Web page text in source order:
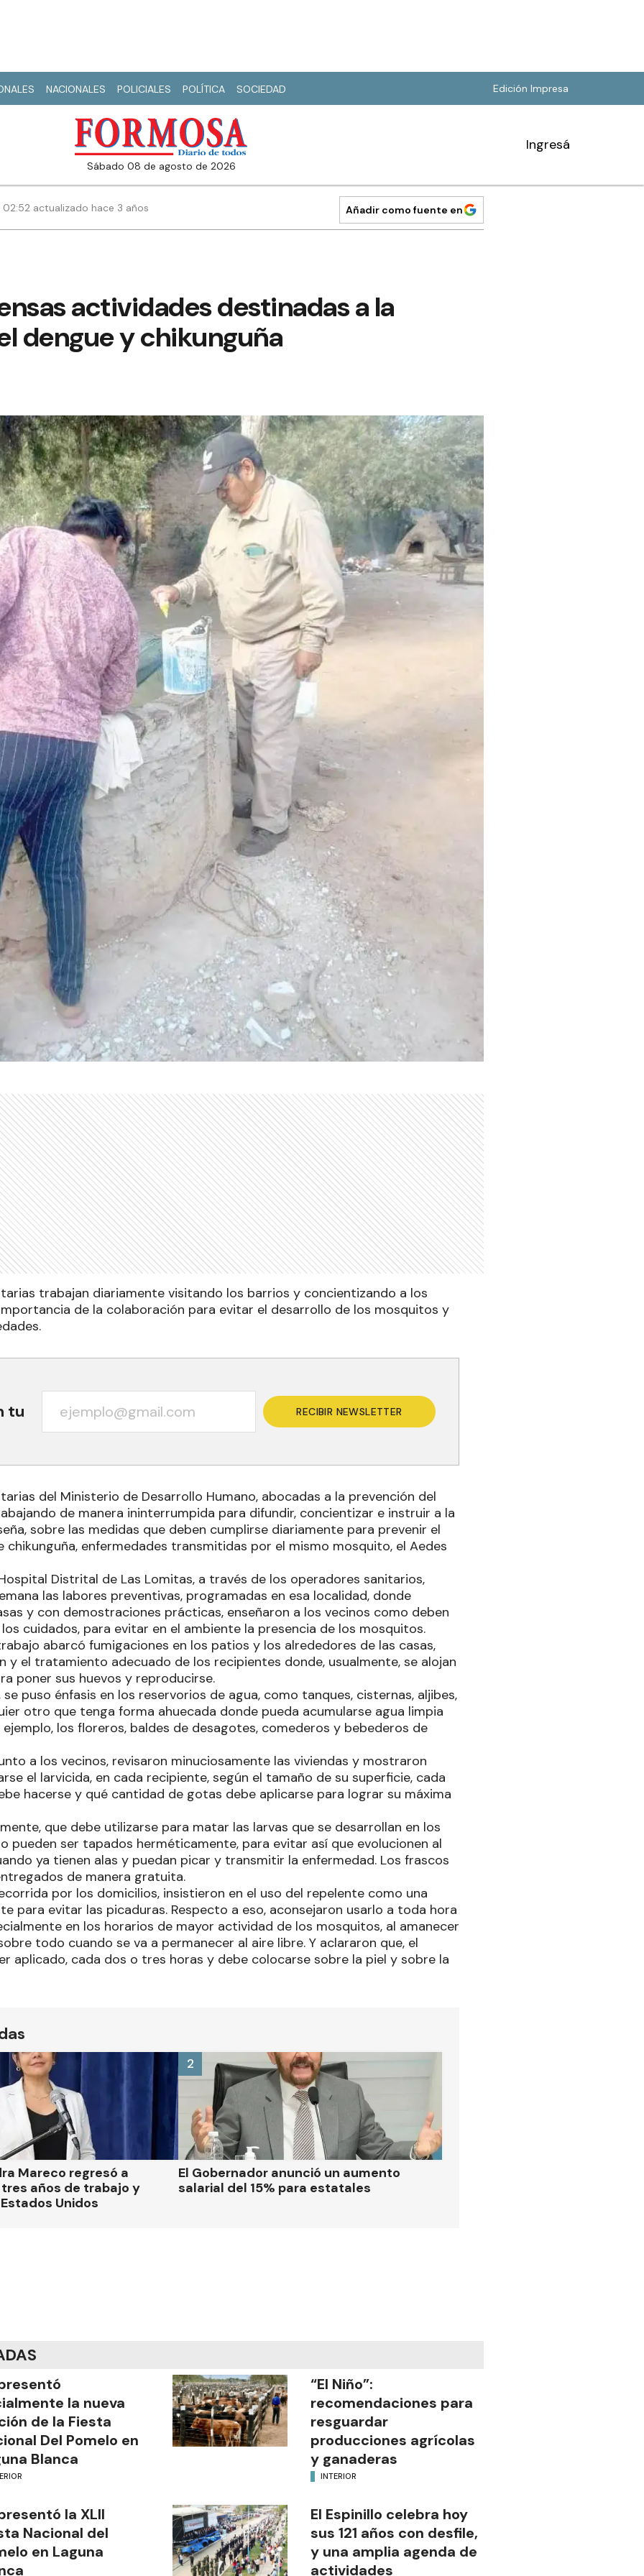
NACIONALES POLICIALES POLÍTICA SOCIEDAD Edición Impresa
sábado 08 de agosto de 2026
Ingresá
02:52 actualizado hace 3 años Añadir como fuente en
actividades destinadas a la
dengue y chikunguña
trabajan diariamente visitando los barrios y concientizando a los
de la colaboración para evitar el desarrollo de los mosquitos y
tu RECIBIR NEWSLETTER
del Ministerio de Desarrollo Humano, abocadas a la prevención del
de manera ininterrumpida para difundir, concientizar e instruir a la
sobre las medidas que deben cumplirse diariamente para prevenir el
chikunguña, enfermedades transmitidas por el mismo mosquito, el Aedes
Distrital de Las Lomitas, a través de los operadores sanitarios,
las labores preventivas, programadas en esa localidad, donde
y con demostraciones prácticas, enseñaron a los vecinos como deben
cuidados, para evitar en el ambiente la presencia de los mosquitos.
abarcó fumigaciones en los patios y los alrededores de las casas,
y el tratamiento adecuado de los recipientes donde, usualmente, se alojan
poner sus huevos y reproducirse.
puso énfasis en los reservorios de agua, como tanques, cisternas, aljibes,
otro que tenga forma ahuecada donde pueda acumularse agua limpia
los floreros, baldes de desagotes, comederos y bebederos de
a los vecinos, revisaron minuciosamente las viviendas y mostraron
el larvicida, en cada recipiente, según el tamaño de su superficie, cada
hacerse y qué cantidad de gotas debe aplicarse para lograr su máxima
que debe utilizarse para matar las larvas que se desarrollan en los
pueden ser tapados herméticamente, para evitar así que evolucionen al
ya tienen alas y puedan picar y transmitir la enfermedad. Los frascos
de manera gratuita.
por los domicilios, insistieron en el uso del repelente como una
para evitar las picaduras. Respecto a eso, aconsejaron usarlo a toda hora
en los horarios de mayor actividad de los mosquitos, al amanecer
todo cuando se va a permanecer al aire libre. Y aclararon que, el
aplicado, cada dos o tres horas y debe colocarse sobre la piel y sobre la
Mareco regresó a
años de trabajo y
Unidos
El Gobernador anunció un aumento
salarial del 15% para estatales
2
la nueva
de la Fiesta
Del Pomelo en
Blanca
“El Niño”:
recomendaciones para
resguardar
producciones agrícolas
y ganaderas
INTERIOR
la XLII
Nacional del
en Laguna
El Espinillo celebra hoy
sus 121 años con desfile,
y una amplia agenda de
actividades